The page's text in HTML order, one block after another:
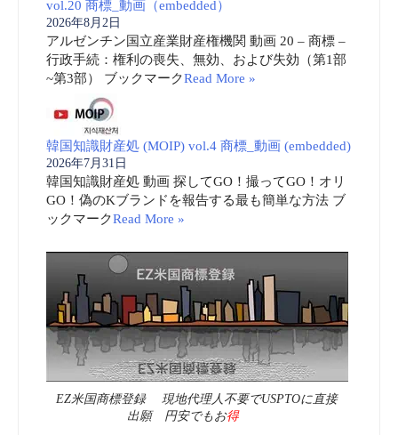
vol.20 商標_動画（embedded）
2026年8月2日
アルゼンチン国立産業財産権機関 動画 20 – 商標 –
行政手続：権利の喪失、無効、および失効（第1部
~第3部） ブックマークRead More »
韓国知識財産処 (MOIP) vol.4 商標_動画 (embedded)
2026年7月31日
韓国知識財産処 動画 探してGO！撮ってGO！オリ
GO！偽のKブランドを報告する最も簡単な方法 ブ
ックマークRead More »
EZ米国商標登録 現地代理人不要でUSPTOに直接
出願 円安でもお得